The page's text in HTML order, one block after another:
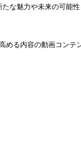
な魅力や未来の可能
める内容の動画コンテ